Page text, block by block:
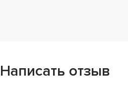
Написать отзыв